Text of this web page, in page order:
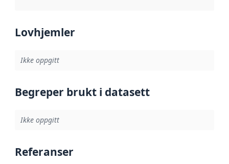
Lovhjemler
Ikke oppgitt
Begreper brukt i datasett
Ikke oppgitt
Referanser